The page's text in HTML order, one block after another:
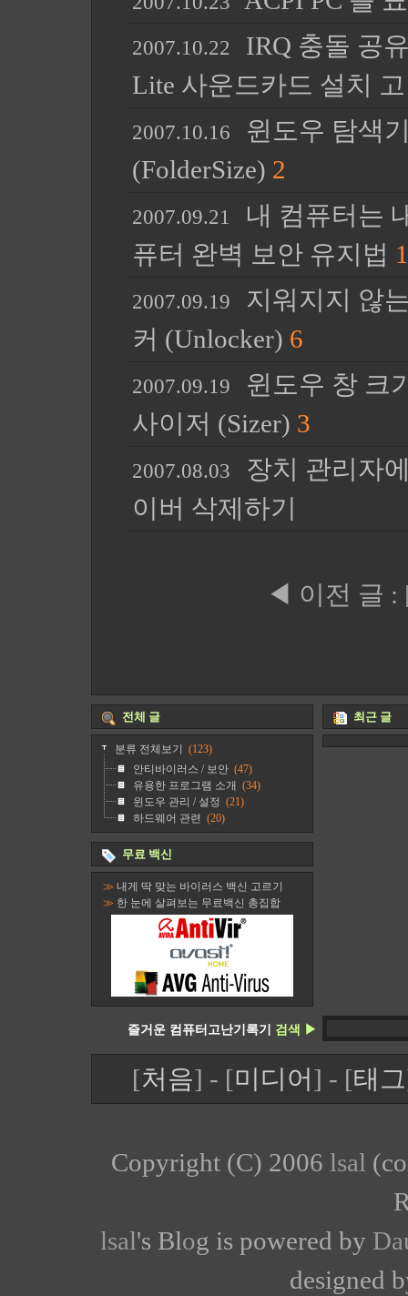
2007.10.22
IRQ 충돌 공
Lite 사운드카드 설치
2007.10.16
윈도우 탐색
(FolderSize) 2
2007.09.21
내 컴퓨터는
퓨터 완벽 보안 유지법
2007.09.19
지워지지 않
커 (Unlocker) 6
2007.09.19
윈도우 창 크
사이저 (Sizer) 3
2007.08.03
장치 관리자
이버 삭제하기
◀ 이전 글 :
전체 글
분류 전체보기
(123)
안티바이러스 / 보안 (47)
유용한 프로그램 소개 (34)
윈도우 관리 / 설정 (21)
하드웨어 관련 (20)
무료 백신
≫ 내게 딱 맞는 바이러스 백신 고르기
≫ 한 눈에 살펴보는 무료백신 총집합
최근 글
즐거운 컴퓨터고난기록기 검색 ▶
[처음] - [미디어] - [태그
Copyright (C) 2006 lsal
lsal's Blog is powered by
designed